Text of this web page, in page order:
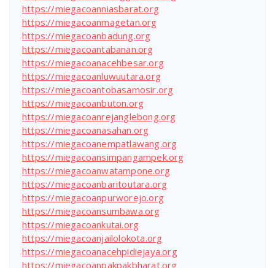
https://miegacoanniasbarat.org
https://miegacoanmagetan.org
https://miegacoanbadung.org
https://miegacoantabanan.org
https://miegacoanacehbesar.org
https://miegacoanluwuutara.org
https://miegacoantobasamosir.org
https://miegacoanbuton.org
https://miegacoanrejanglebong.org
https://miegacoanasahan.org
https://miegacoanempatlawang.org
https://miegacoansimpangampek.org
https://miegacoanwatampone.org
https://miegacoanbaritoutara.org
https://miegacoanpurworejo.org
https://miegacoansumbawa.org
https://miegacoankutai.org
https://miegacoanjailolokota.org
https://miegacoanacehpidiejaya.org
https://miegacoanpakpakbharat.org